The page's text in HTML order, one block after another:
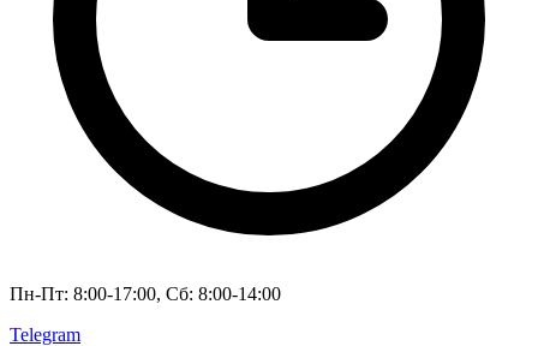
Пн-Пт: 8:00-17:00, Сб: 8:00-14:00
Telegram